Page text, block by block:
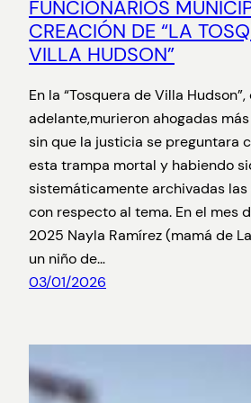
FUNCIONARIOS
CREACIÓN DE “LA
VILLA HUDSON”
En la “Tosquera de Villa
adelante,murieron ahogadas
sin que la justicia se preguntara
esta trampa mortal y habiendo
sistemáticamente archivadas las
con respecto al tema. En el mes
2025 Nayla Ramírez (mamá de
un niño de…
03/01/2026